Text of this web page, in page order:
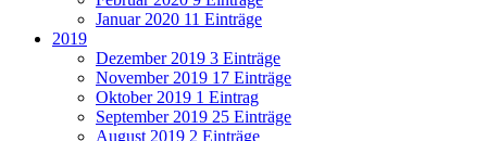
Januar 2020 11 Einträge
2019
Dezember 2019 3 Einträge
November 2019 17 Einträge
Oktober 2019 1 Eintrag
September 2019 25 Einträge
August 2019 2 Einträge